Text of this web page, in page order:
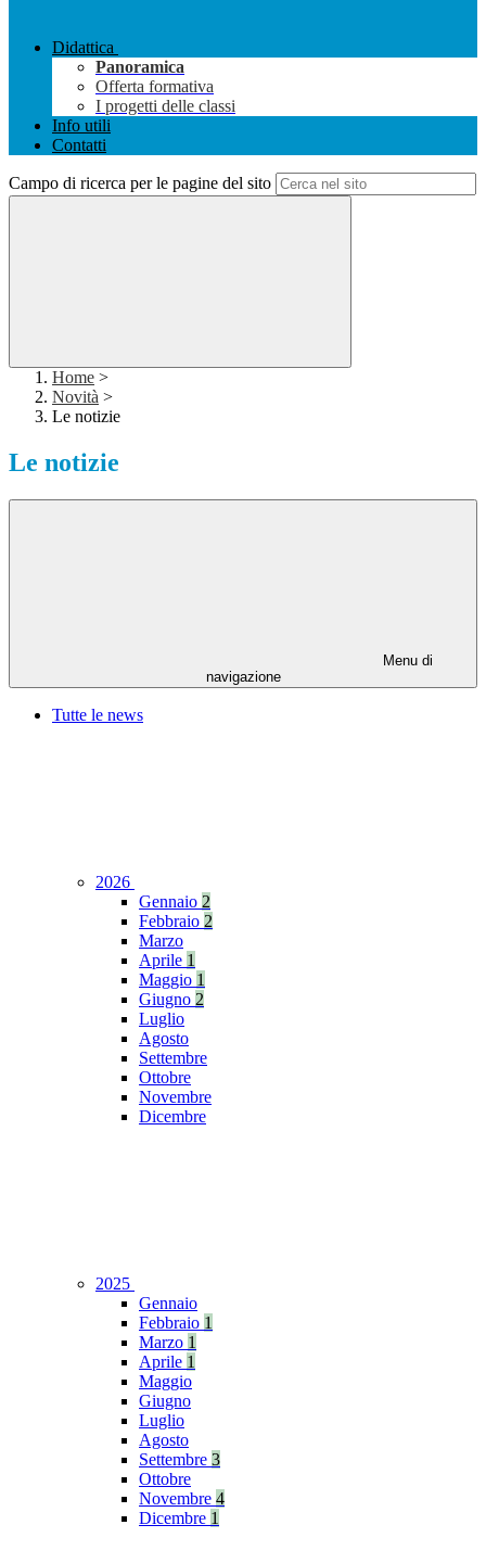
Didattica
Panoramica
Offerta formativa
I progetti delle classi
Info utili
Contatti
Campo di ricerca per le pagine del sito
Home >
Novità >
Le notizie
Le notizie
Menu di
navigazione
Tutte le news
2026
Gennaio 2
Febbraio 2
Marzo
Aprile 1
Maggio 1
Giugno 2
Luglio
Agosto
Settembre
Ottobre
Novembre
Dicembre
2025
Gennaio
Febbraio 1
Marzo 1
Aprile 1
Maggio
Giugno
Luglio
Agosto
Settembre 3
Ottobre
Novembre 4
Dicembre 1